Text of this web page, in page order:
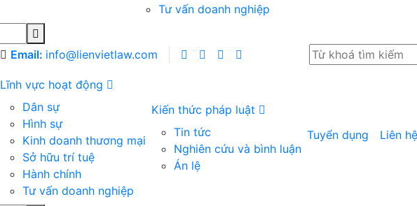
Tư vấn doanh nghiệp
Email: info@lienvietlaw.com
Lĩnh vực hoạt động
Dân sự
Hình sự
Kinh doanh thương mại
Sở hữu trí tuệ
Hành chính
Tư vấn doanh nghiệp
Kiến thức pháp luật
Tin tức
Nghiên cứu và bình luận
Án lệ
Tuyển dụng Liên hệ